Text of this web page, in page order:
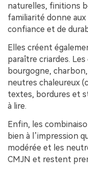
naturelles, finitions
familiarité donne
confiance et de
Elles créent
paraître criardes.
bourgogne,
neutres chaleureux
textes, bordures et
à lire.
Enfin, les
bien à l’impression
modérée et les
CMJN et restent